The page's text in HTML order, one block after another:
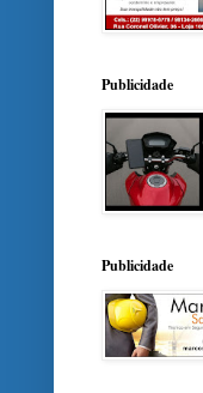
Publicidade
Publicidade